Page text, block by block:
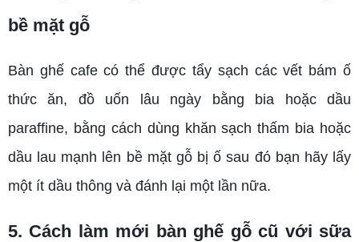
bề mặt gỗ
Bàn ghế cafe có thể được tẩy sạch các vết bám ố
thức ăn, đồ uốn lâu ngày bằng bia hoặc dầu
paraffine, bằng cách dùng khăn sạch thấm bia hoặc
dầu lau mạnh lên bề mặt gỗ bị ố sau đó bạn hãy lấy
một ít dầu thông và đánh lại một lần nữa.
5. Cách làm mới bàn ghế gỗ cũ với sữa